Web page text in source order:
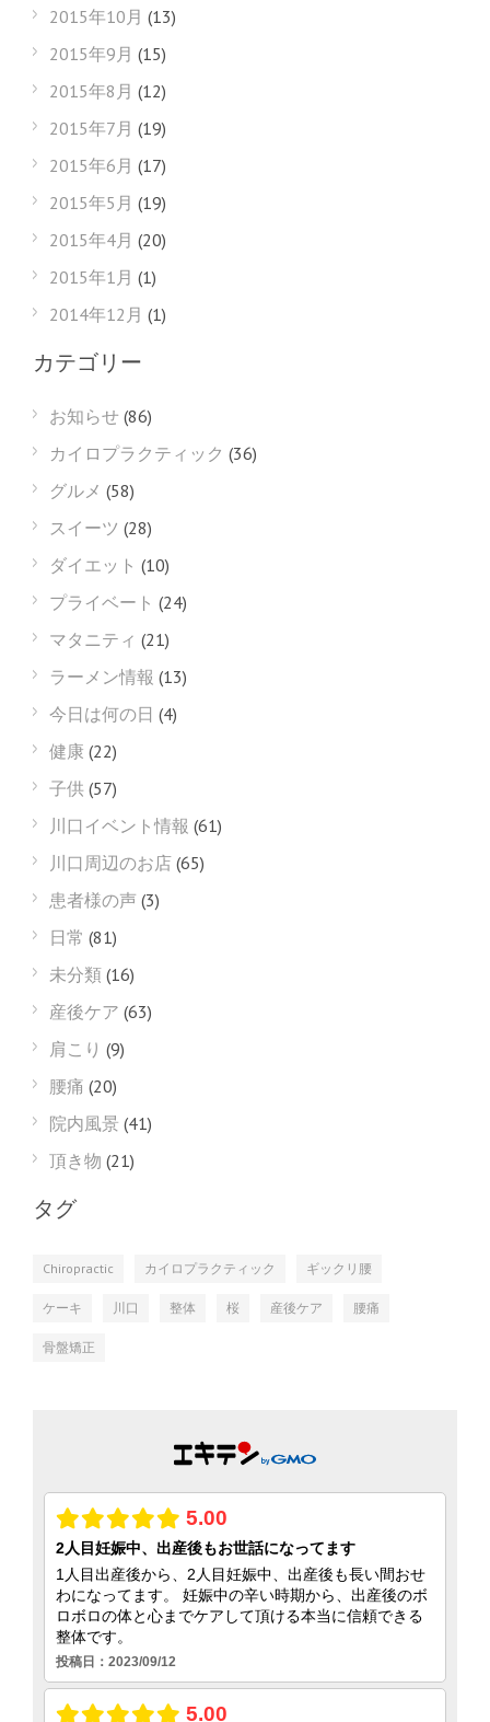
2015年10月 (13)
2015年9月 (15)
2015年8月 (12)
2015年7月 (19)
2015年6月 (17)
2015年5月 (19)
2015年4月 (20)
2015年1月 (1)
2014年12月 (1)
カテゴリー
お知らせ (86)
カイロプラクティック (36)
グルメ (58)
スイーツ (28)
ダイエット (10)
プライベート (24)
マタニティ (21)
ラーメン情報 (13)
今日は何の日 (4)
健康 (22)
子供 (57)
川口イベント情報 (61)
川口周辺のお店 (65)
患者様の声 (3)
日常 (81)
未分類 (16)
産後ケア (63)
肩こり (9)
腰痛 (20)
院内風景 (41)
頂き物 (21)
タグ
Chiropractic カイロプラクティック ギックリ腰
ケーキ 川口 整体 桜 産後ケア 腰痛
骨盤矯正